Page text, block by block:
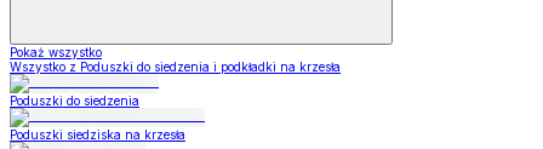
Pokaż wszystko
Wszystko z Poduszki do siedzenia i podkładki na krzesła
Poduszki do siedzenia
Poduszki siedziska na krzesła